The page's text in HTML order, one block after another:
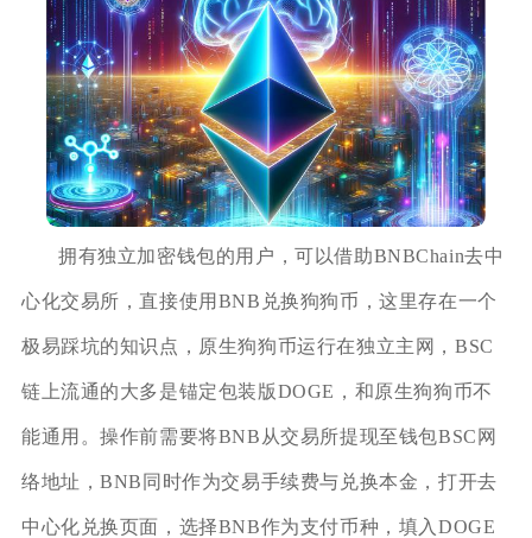
拥有独立加密钱包的用户，可以借助BNBChain去中
心化交易所，直接使用BNB兑换狗狗币，这里存在一个
极易踩坑的知识点，原生狗狗币运行在独立主网，BSC
链上流通的大多是锚定包装版DOGE，和原生狗狗币不
能通用。操作前需要将BNB从交易所提现至钱包BSC网
络地址，BNB同时作为交易手续费与兑换本金，打开去
中心化兑换页面，选择BNB作为支付币种，填入DOGE